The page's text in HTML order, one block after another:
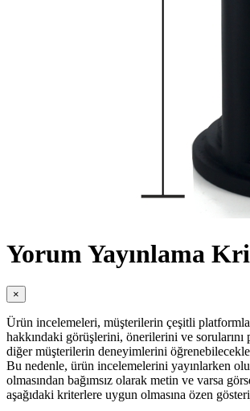
Yorum Yayınlama
×
Ürün incelemeleri, müşterilerin çeşitli
hakkındaki görüşlerini, önerilerini ve sorularını
diğer müşterilerin deneyimlerini
Bu nedenle, ürün incelemelerini yayınlarken
olmasından bağımsız olarak metin ve varsa
aşağıdaki kriterlere uygun olmasına özen